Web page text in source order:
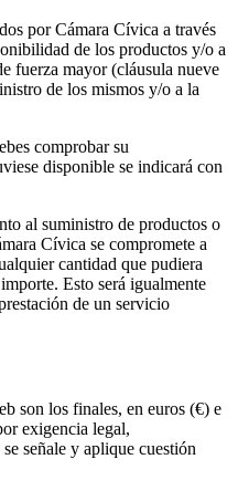
por Cámara Cívica a través
de los productos y/o a
fuerza mayor (cláusula nueve
de los mismos y/o a la
comprobar su
disponible se indicará con
al suministro de productos o
Cívica se compromete a
cantidad que pudiera
Esto será igualmente
de un servicio
son los finales, en euros (€) e
exigencia legal,
señale y aplique cuestión